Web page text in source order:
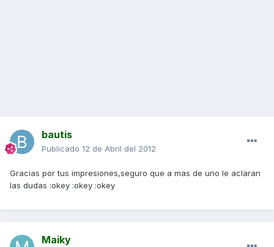
bautis
Publicado 12 de Abril del 2012
Gracias por tus impresiones,seguro que a mas de uno le aclaran
las dudas :okey :okey :okey
Maiky